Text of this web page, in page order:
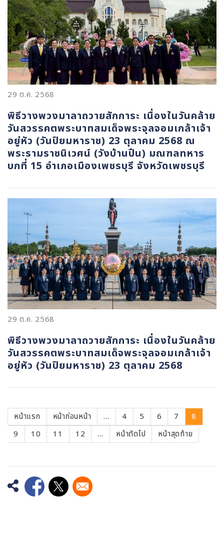
29 ต.ค. 2568
พิธีวางพวงมาลาถวายสักการะ เนื่องในวันคล้าย
วันสวรรคตพระบาทสมเด็จพระจุลจอมเกล้าเจ้า
อยู่หัว (วันปิยมหาราช) 23 ตุลาคม 2568 ณ
พระรามราชนิเวศน์ (วังบ้านปืน) มณฑลทหาร
บกที่ 15 อำเภอเมืองเพชรบุรี จังหวัดเพชรบุรี
29 ต.ค. 2568
พิธีวางพวงมาลาถวายสักการะ เนื่องในวันคล้าย
วันสวรรคตพระบาทสมเด็จพระจุลจอมเกล้าเจ้า
อยู่หัว (วันปิยมหาราช) 23 ตุลาคม 2568
Pagination
First
page
หน้าแรก
Previous
page
หน้าก่อนหน้า … Page
4 Page
5 Page
6 Page
7
Current
page
8
Page
9 Page
10 Page
11 Page
12 …
Next
page
หน้าถัดไป
หน้า
สุดท้าย
หน้าสุดท้าย
Opens in a new window
Opens in a new window